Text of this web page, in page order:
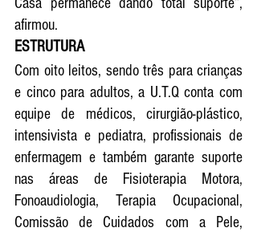
afirmou.
ESTRUTURA
Com oito leitos, sendo três para crianças
e cinco para adultos, a U.T.Q conta com
equipe de médicos, cirurgião-plástico,
intensivista e pediatra, profissionais de
enfermagem e também garante suporte
nas áreas de Fisioterapia Motora,
Fonoaudiologia, Terapia Ocupacional,
Comissão de Cuidados com a Pele,